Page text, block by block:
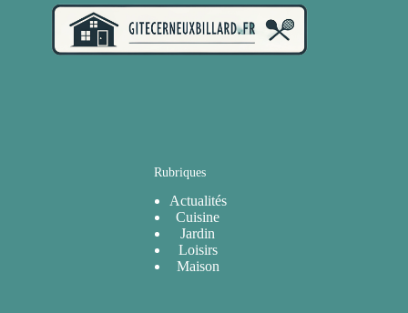
Rubriques
Actualités
Cuisine
Jardin
Loisirs
Maison